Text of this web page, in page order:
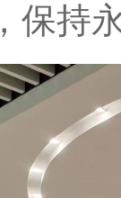
保持